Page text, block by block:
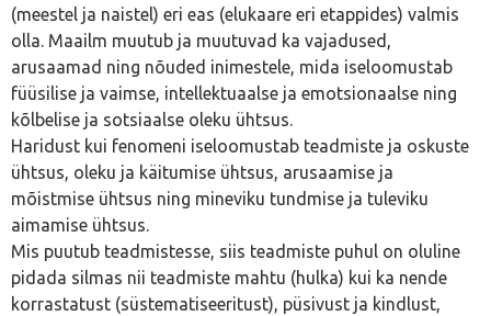
(meestel ja naistel) eri eas (elukaare eri etappides) valmis
olla. Maailm muutub ja muutuvad ka vajadused,
arusaamad ning nõuded inimestele, mida iseloomustab
füüsilise ja vaimse, intellektuaalse ja emotsionaalse ning
kõlbelise ja sotsiaalse oleku ühtsus.
Haridust kui fenomeni iseloomustab teadmiste ja oskuste
ühtsus, oleku ja käitumise ühtsus, arusaamise ja
mõistmise ühtsus ning mineviku tundmise ja tuleviku
aimamise ühtsus.
Mis puutub teadmistesse, siis teadmiste puhul on oluline
pidada silmas nii teadmiste mahtu (hulka) kui ka nende
korrastatust (süstematiseeritust), püsivust ja kindlust,